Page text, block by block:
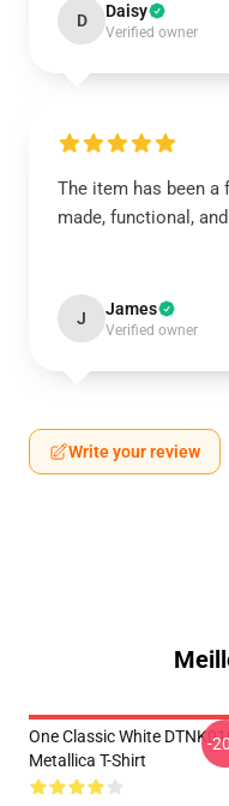
D Daisy
Verified owner
The item has been a
made, functional,
J James
Verified owner
Write your review
One Classic White
Metallica T-Shirt
-